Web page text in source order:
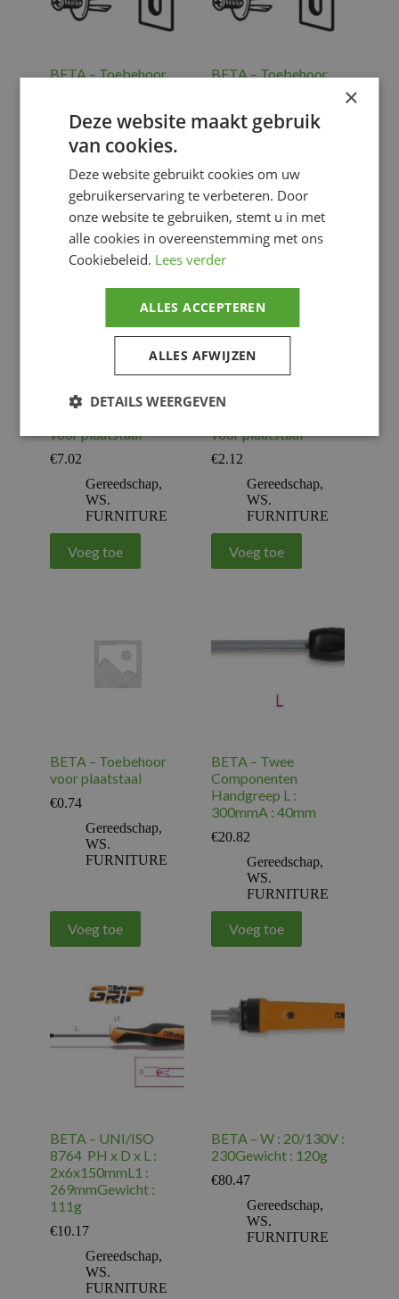
BETA – Toebehoor
7.26
Gereedschap,
WS.
FURNITURE
Voeg toe
BETA – Toebehoor
€ 7.14
FURNITURE
voor plaatstaal
€7.02
Gereedschap,
WS.
FURNITURE
Voeg toe
voor plaatstaal
€2.12
Gereedschap,
WS.
FURNITURE
Voeg toe
BETA – Toebehoor
voor plaatstaal
€0.74
Gereedschap,
WS.
FURNITURE
Voeg toe
BETA – Twee
Componenten
Handgreep L :
300mmA : 40mm
€20.82
Gereedschap,
WS.
FURNITURE
Voeg toe
BETA – UNI/ISO
8764 PH x D x L :
2x6x150mmL1 :
269mmGewicht :
111g
€10.17
Gereedschap,
WS.
FURNITURE
BETA – W : 20/130V :
230Gewicht : 120g
€80.47
Gereedschap,
WS.
FURNITURE
×
Deze website maakt gebruik
van cookies.
Deze website gebruikt cookies om uw
gebruikerservaring te verbeteren. Door
onze website te gebruiken, stemt u in met
alle cookies in overeenstemming met ons
Cookiebeleid. Lees verder
ALLES ACCEPTEREN
ALLES AFWIJZEN
DETAILS WEERGEVEN